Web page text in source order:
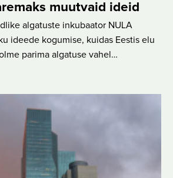
muutvaid ideid
algatuste inkubaator NULA
ideede kogumise, kuidas Eestis elu
parima algatuse vahel…